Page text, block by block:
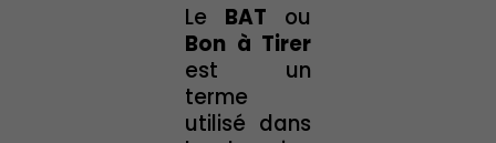
Le BAT ou
Bon à Tirer
est un
terme
utilisé dans